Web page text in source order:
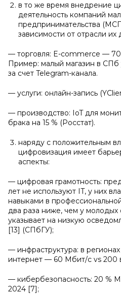
в то же время внедрение
деятельность компаний
предпринимательства
зависимости от отрасли их
— торговля: E-commerce — 70
Пример: малый магазин в СПб
за счет Telegram-канала.
— услуги: онлайн-запись
— производство: IoT для
брака на 15 % (Росстат).
наряду с положительным
цифровизация имеет
аспекты:
— цифровая грамотность:
лет не используют IT, у них
навыками в
два раза ниже, чем у молодых
указывает на низкую
[13] (СПбГУ);
— инфраструктура: в
интернет — 60 Мбит/с vs 200
— кибербезопасность: 20 %
2024 [7];